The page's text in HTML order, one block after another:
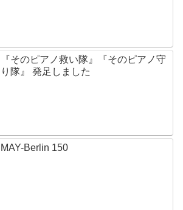
『そのピアノ救い隊』『そのピアノ守
り隊』 発足しました
MAY-Berlin 150